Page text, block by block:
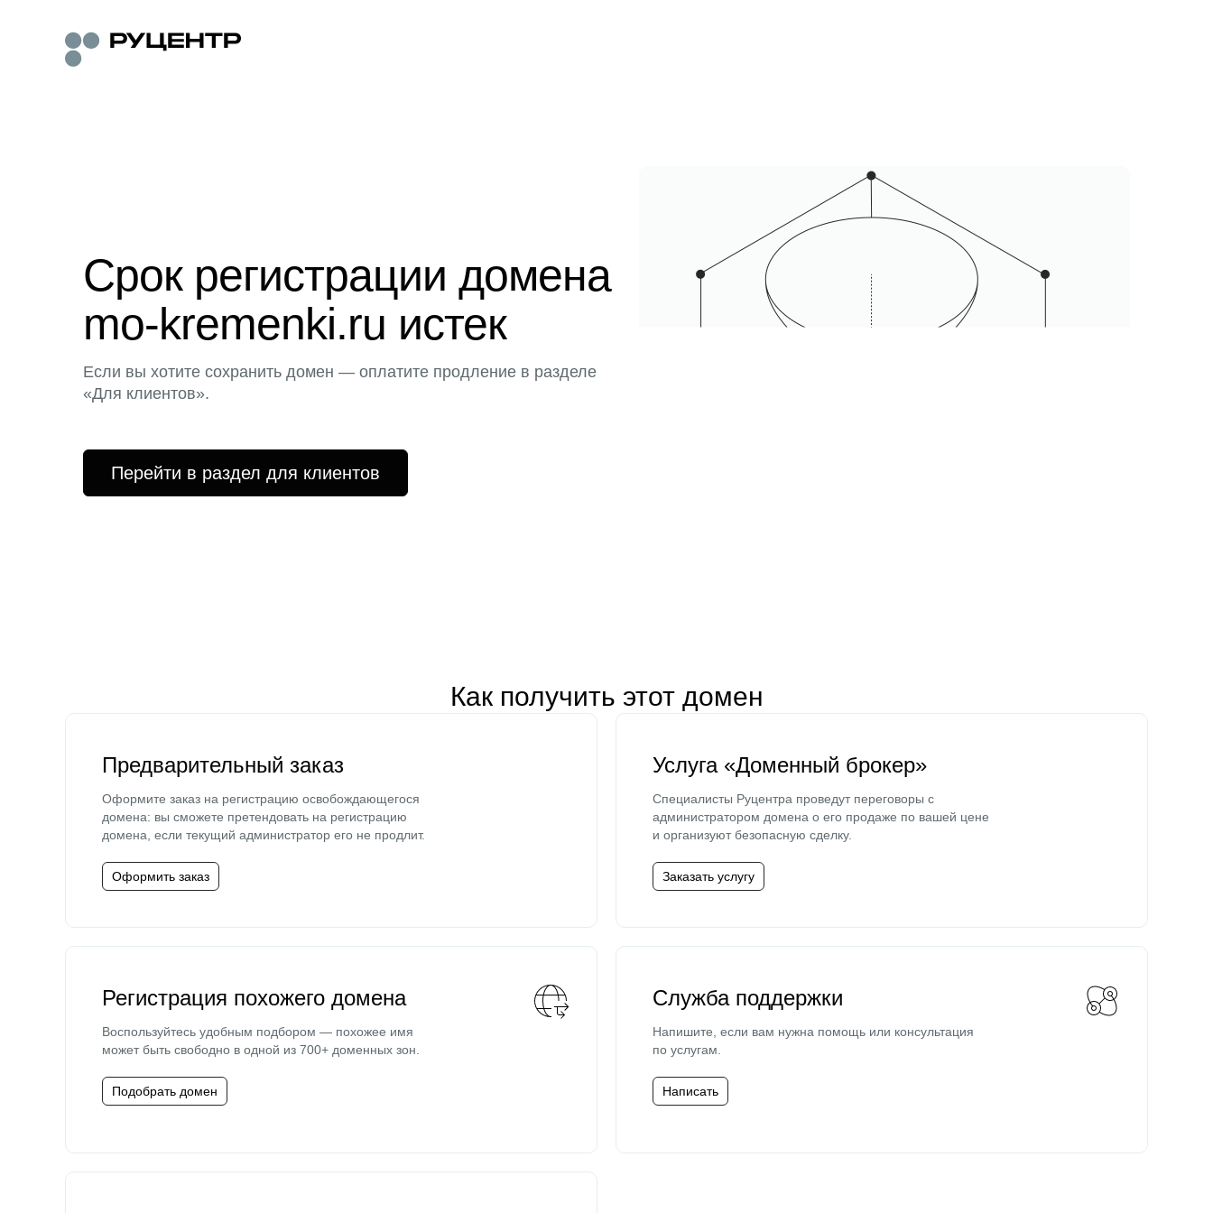
Срок регистрации домена
mo-kremenki.ru истек
Если вы хотите сохранить домен — оплатите продление в разделе
«Для клиентов».
Перейти в раздел для клиентов
Как получить этот домен
Предварительный заказ
Оформите заказ на регистрацию освобождающегося
домена: вы сможете претендовать на регистрацию
домена, если текущий администратор его не продлит.
Оформить заказ
Услуга «Доменный брокер»
Специалисты Руцентра проведут переговоры с
администратором домена о его продаже по вашей цене
и организуют безопасную сделку.
Заказать услугу
Регистрация похожего домена
Воспользуйтесь удобным подбором — похожее имя
может быть свободно в одной из 700+ доменных зон.
Подобрать домен
Служба поддержки
Напишите, если вам нужна помощь или консультация
по услугам.
Написать